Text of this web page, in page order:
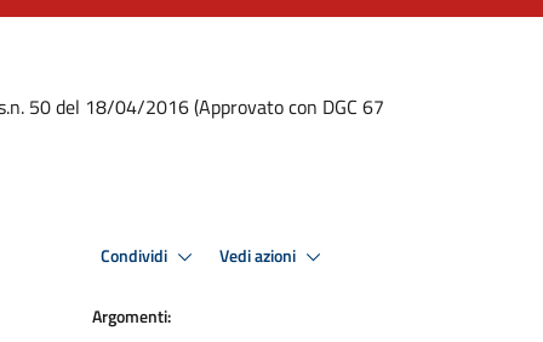
50 del 18/04/2016 (Approvato con DGC 67
Condividi Vedi azioni
Argomenti: